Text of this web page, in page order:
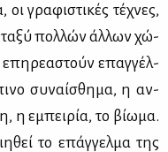
γρα­φι­στι­κές τέ­χνες,
πολ­λών άλ­λων χώ­
επαγ­γέλ­
συ­ναί­σθη­μα, η αν­
η εμπει­ρία, το βί­ω­μα.
το επάγ­γελ­μα της